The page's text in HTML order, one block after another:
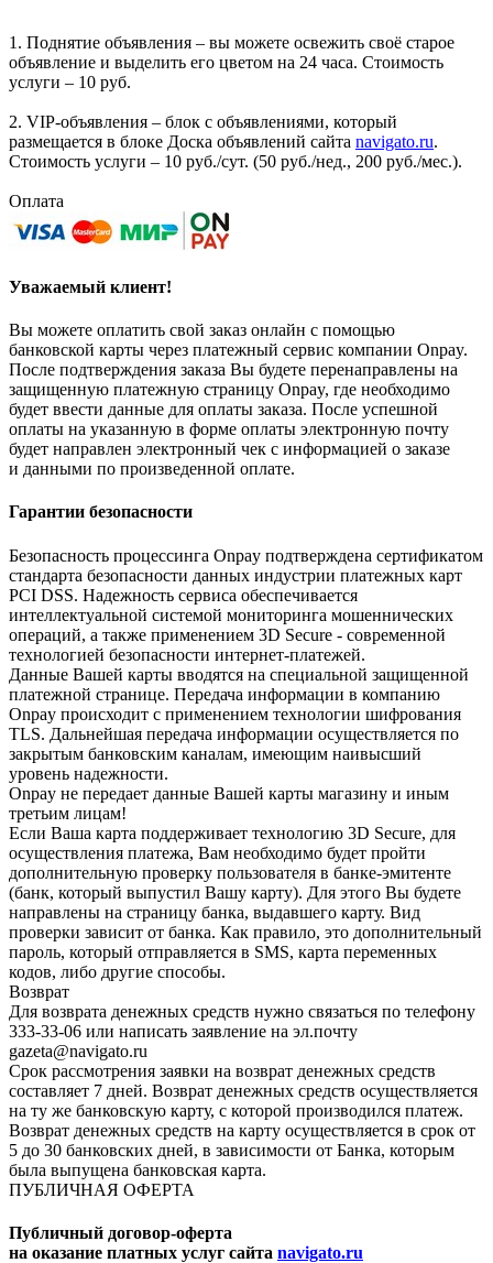
1. Поднятие объявления – вы можете освежить своё старое
объявление и выделить его цветом на 24 часа. Стоимость
услуги – 10 руб.
2. VIP-объявления – блок с объявлениями, который
размещается в блоке Доска объявлений сайта navigato.ru.
Стоимость услуги – 10 руб./сут. (50 руб./нед., 200 руб./мес.).
Оплата
Уважаемый клиент!
Вы можете оплатить свой заказ онлайн с помощью
банковской карты через платежный сервис компании Onpay.
После подтверждения заказа Вы будете перенаправлены на
защищенную платежную страницу Onpay, где необходимо
будет ввести данные для оплаты заказа. После успешной
оплаты на указанную в форме оплаты электронную почту
будет направлен электронный чек с информацией о заказе
и данными по произведенной оплате.
Гарантии безопасности
Безопасность процессинга Onpay подтверждена сертификатом
стандарта безопасности данных индустрии платежных карт
PCI DSS. Надежность сервиса обеспечивается
интеллектуальной системой мониторинга мошеннических
операций, а также применением 3D Secure - современной
технологией безопасности интернет-платежей.
Данные Вашей карты вводятся на специальной защищенной
платежной странице. Передача информации в компанию
Onpay происходит с применением технологии шифрования
TLS. Дальнейшая передача информации осуществляется по
закрытым банковским каналам, имеющим наивысший
уровень надежности.
Onpay не передает данные Вашей карты магазину и иным
третьим лицам!
Если Ваша карта поддерживает технологию 3D Secure, для
осуществления платежа, Вам необходимо будет пройти
дополнительную проверку пользователя в банке-эмитенте
(банк, который выпустил Вашу карту). Для этого Вы будете
направлены на страницу банка, выдавшего карту. Вид
проверки зависит от банка. Как правило, это дополнительный
пароль, который отправляется в SMS, карта переменных
кодов, либо другие способы.
Возврат
Для возврата денежных средств нужно связаться по телефону
333-33-06 или написать заявление на эл.почту
gazeta@navigato.ru
Срок рассмотрения заявки на возврат денежных средств
составляет 7 дней. Возврат денежных средств осуществляется
на ту же банковскую карту, с которой производился платеж.
Возврат денежных средств на карту осуществляется в срок от
5 до 30 банковских дней, в зависимости от Банка, которым
была выпущена банковская карта.
ПУБЛИЧНАЯ ОФЕРТА
Публичный договор-оферта
на оказание платных услуг сайта navigato.ru